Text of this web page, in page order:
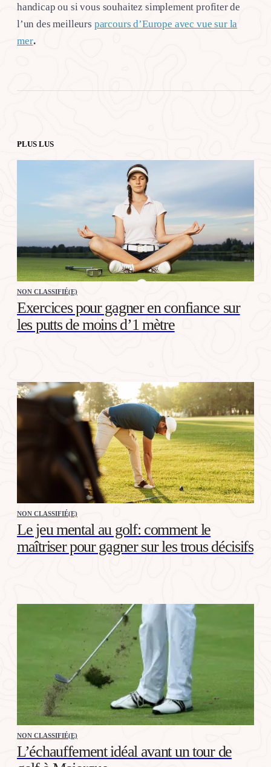
handicap ou si vous souhaitez simplement profiter de
l’un des meilleurs parcours d’Europe avec vue sur la
mer.
PLUS LUS
NON CLASSIFIÉ(E)
Exercices pour gagner en confiance sur
les putts de moins d’1 mètre
NON CLASSIFIÉ(E)
Le jeu mental au golf: comment le
maîtriser pour gagner sur les trous décisifs
NON CLASSIFIÉ(E)
L’échauffement idéal avant un tour de